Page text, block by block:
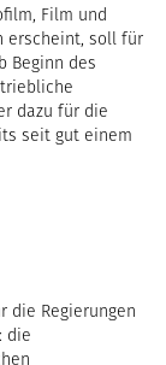
Film und
erscheint, soll für
Beginn des
dazu für die
seit gut einem
die Regierungen
die